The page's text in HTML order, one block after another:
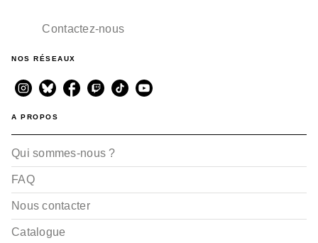
Contactez-nous
NOS RÉSEAUX
A PROPOS
Qui sommes-nous ?
FAQ
Nous contacter
Catalogue